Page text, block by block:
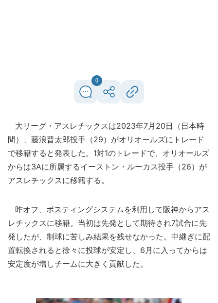
0
大リーグ・アスレチックスは2023年7月20日（日本時
間）、藤浪晋太郎投手（29）がオリオールズにトレード
で移籍すると発表した。1対1のトレードで、オリオールズ
からは3Aに所属するイーストン・ルーカス投手（26）が
アスレチックスに移籍する。
昨オフ、ポスティングシステムを利用して阪神からアス
レチックスに移籍。当初は先発として期待され7試合に先
発したが、制球に苦しみ結果を残せなかった。中継ぎに配
置転換されると徐々に投球が安定し、6月に入ってからは
安定度が増しチームに大きく貢献した。